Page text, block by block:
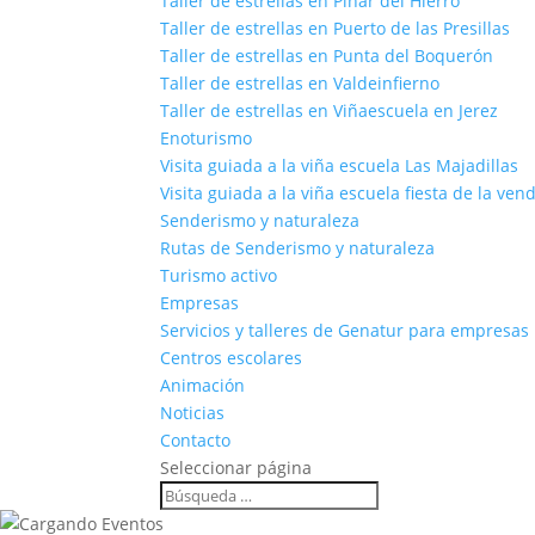
Taller de estrellas en Puerto de las Presillas
Taller de estrellas en Punta del Boquerón
Taller de estrellas en Valdeinfierno
Taller de estrellas en Viñaescuela en Jerez
Enoturismo
Visita guiada a la viña escuela Las Majadillas
Visita guiada a la viña escuela fiesta de la
Senderismo y naturaleza
Rutas de Senderismo y naturaleza
Turismo activo
Empresas
Servicios y talleres de Genatur para empresas
Centros escolares
Animación
Noticias
Contacto
Seleccionar página